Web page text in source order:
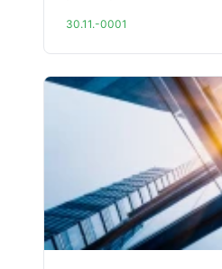
30.11.-0001